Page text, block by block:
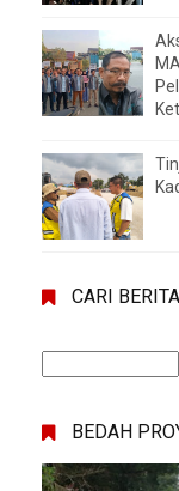
CARI BERITA
BEDAH